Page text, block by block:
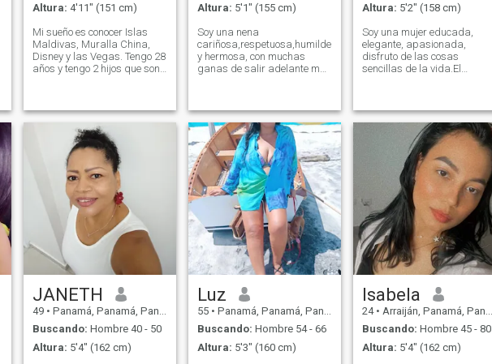
Altura: 4'11" (151 cm)
Mi sueño es conocer Islas
Maldivas, Muralla China,
Disney y las Vegas. Tengo 28
años y tengo 2 hijos que son
Trabajo como cantante e
imitadora profesional de
artistas en eventos privados
y públicos en hoteles,
restaurantes fiestas. Amo
cantar, comer sushi y pasar
tiempo con mi familia. Me
considero alegre, sociable,
una mujer con metas, buena
madre, de hogar y una
persona de buenos valores.
Altura: 5'1" (155 cm)
Soy una nena
cariñosa,respetuosa,humilde,sencilla,
y hermosa, con muchas
ganas de salir adelante muy
seria.. y que me complazca
en mis caprichos que me
haga sentir como toda una
reina ... Si me das amor
serás correspondido .. Si solo
quieres aventuras y se*o NO
ME ESCRIBAS NO ME
INTERESA Bendiciones 🙏🏼
❤️
Altura: 5'2" (158 cm)
Soy una mujer educada,
elegante, apasionada,
disfruto de las cosas
sencillas de la vida.El
exito en la vida no se mide
por los obstaculos`sino por
los obstaculos que
Superas.......
JANETH
49 • Panamá, Panamá, Panamá
Buscando: Hombre 40 - 50
Altura: 5'4" (162 cm)
Luz
55 • Panamá, Panamá, Panamá
Buscando: Hombre 54 - 66
Altura: 5'3" (160 cm)
Isabela
24 • Arraiján, Panamá, Panamá
Buscando: Hombre 45 - 80
Altura: 5'4" (162 cm)